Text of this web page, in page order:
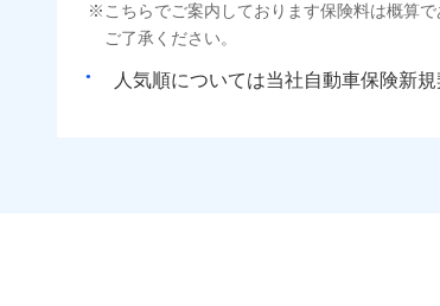
こちらでご案内しております保険料は概算
ご了承ください。
人気順については当社 新